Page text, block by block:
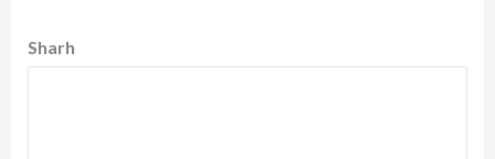
Sharh